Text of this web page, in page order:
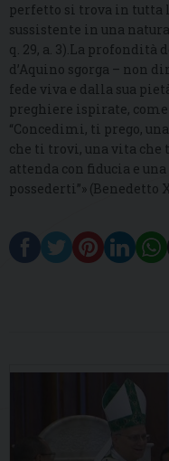
perfetto si trova in tutta
sussistente in una
q. 29, a. 3).La profondità
d’Aquino sgorga – non
fede viva e dalla sua
preghiere ispirate, come
“Concedimi, ti prego,
che ti trovi, una vita che
attenda con fiducia e
possederti”» (Benedetto